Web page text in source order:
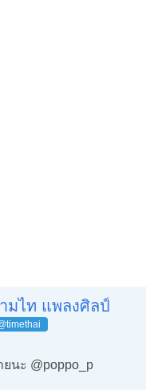
มไท แพลงศิลป์
นะ @poppo_p